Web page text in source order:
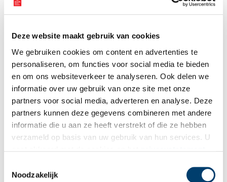
Deze website maakt gebruik van cookies
We gebruiken cookies om content en advertenties te
personaliseren, om functies voor social media te bieden
en om ons websiteverkeer te analyseren. Ook delen we
informatie over uw gebruik van onze site met onze
partners voor social media, adverteren en analyse. Deze
partners kunnen deze gegevens combineren met andere
informatie die u aan ze heeft verstrekt of die ze hebben
verzameld op basis van uw gebruik van hun services. U
Noodzakelijk
Aardappelendoosje. Foto: Collectie Verzetsmuseum, Amsterdam.
Surrogaat
Door de oorlog is er geen gewone handel tussen landen mogelijk.
De grenzen van Nederland zijn gesloten. Producten die van ver
komen, zoals koffie, thee, tabak, olie, rubber en rijst raken op. En